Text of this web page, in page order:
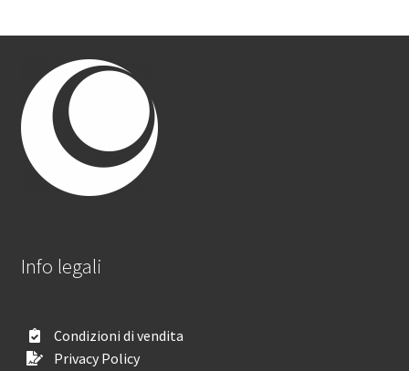
Info legali
Condizioni di vendita
Privacy Policy